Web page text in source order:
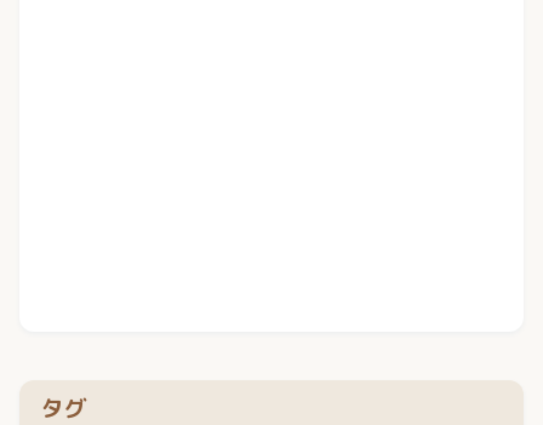
タグ